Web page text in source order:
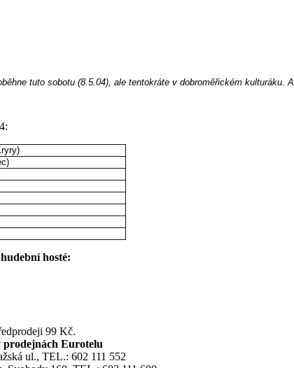
tuto sobotu (8.5.04), ale tentokráte v dobroměřickém kulturáku.
hosté:
99 Kč.
prodejnách Eurotelu
ul., TEL.: 602 111 552